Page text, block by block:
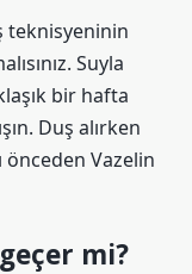
teknisyeninin
Suyla
bir hafta
Duş alırken
önceden Vazelin
mi?